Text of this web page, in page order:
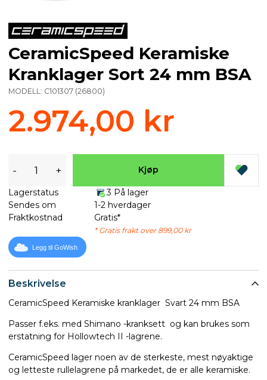
Beskrivelse
CeramicSpeed ​​Keramiske kranklager Svart 24 mm BSA
Passer f.eks. med Shimano -kranksett og kan brukes som
erstatning for Hollowtech II -lagrene.
CeramicSpeed ​​lager noen av de sterkeste, mest nøyaktige
og letteste rullelagrene på markedet, de er alle keramiske.
CeramicSpeed Keramiske
Kranklager Sort 24 mm BSA
MODELL: C101307 (26800)
2.974,00 kr
- + Kjøp
Lagerstatus
3 På lager
Sendes om
1-2 hverdager
Fraktkostnad
Gratis*
* Gratis frakt over 899,00 kr
Legg til GoWish